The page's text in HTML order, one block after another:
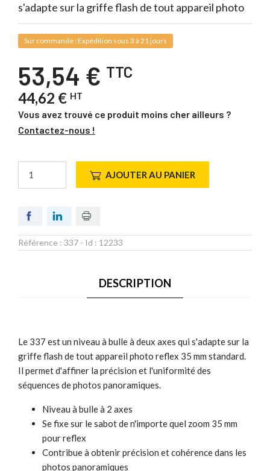
s'adapte sur la griffe flash de tout appareil photo
Sur commande : Expédition sous 3 à 21 jours
53,54 € TTC
44,62 € HT
Vous avez trouvé ce produit moins cher ailleurs ?
Contactez-nous !
AJOUTER AU PANIER
Référence : 337 - Id : 12233
DESCRIPTION
Le 337 est un niveau à bulle à deux axes qui s'adapte sur la
griffe flash de tout appareil photo reflex 35 mm standard.
Il permet d'affiner la précision et l'uniformité des
séquences de photos panoramiques.
Niveau à bulle à 2 axes
Se fixe sur le sabot de n'importe quel zoom 35 mm
pour reflex
Contribue à obtenir précision et cohérence dans les
photos panoramiques